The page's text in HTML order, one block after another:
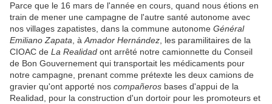
Parce que le 16 mars de l'année en cours, quand nous étions en
train de mener une campagne de l'autre santé autonome avec
nos villages zapatistes, dans la commune autonome Général
Emiliano Zapata , à Amador Hernández , les paramilitaires de la
CIOAC de La Realidad ont arrêté notre camionnette du Conseil
de Bon Gouvernement qui transportait les médicaments pour
notre campagne, prenant comme prétexte les deux camions de
gravier qu'ont apporté nos compañeros bases d'appui de la
Realidad, pour la construction d'un dortoir pour les promoteurs et